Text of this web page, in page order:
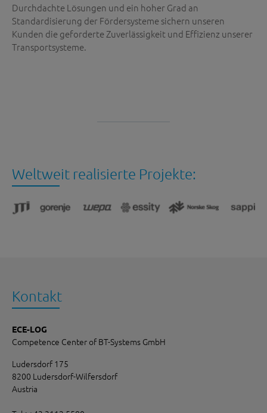
Durchdachte Lösungen und ein hoher Grad an
Standardisierung der Fördersysteme sichern unseren
Kunden die geforderte Zuverlässigkeit und Effizienz unserer
Transportsysteme.
Weltweit realisierte Projekte:
Kontakt
ECE-LOG
Competence Center of BT-Systems GmbH
Ludersdorf 175
8200 Ludersdorf-Wilfersdorf
Austria